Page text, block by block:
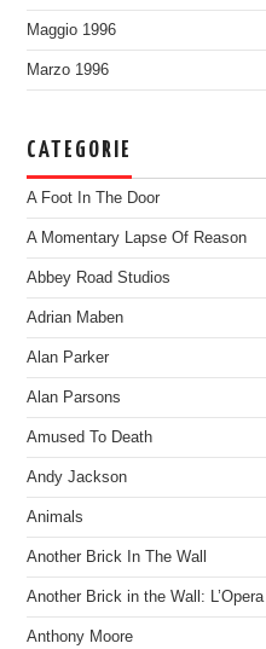
Maggio 1996
Marzo 1996
CATEGORIE
A Foot In The Door
A Momentary Lapse Of Reason
Abbey Road Studios
Adrian Maben
Alan Parker
Alan Parsons
Amused To Death
Andy Jackson
Animals
Another Brick In The Wall
Another Brick in the Wall: L’Opera
Anthony Moore